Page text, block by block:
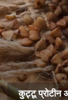
कुट्टू प्रोटीन